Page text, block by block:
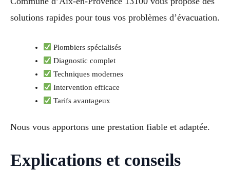
solutions rapides pour tous vos problèmes d’évacuation.
Plombiers spécialisés
Diagnostic complet
Techniques modernes
Intervention efficace
Tarifs avantageux
Nous vous apportons une prestation fiable et adaptée.
Explications et conseils